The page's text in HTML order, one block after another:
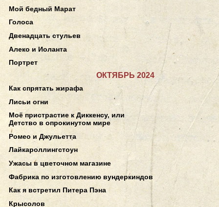
Мой бедный Марат
Голоса
Двенадцать стульев
Алеко и Иоланта
Портрет
ОКТЯБРЬ 2024
Как спрятать жирафа
Лисьи огни
Моё пристрастие к Диккенсу, или
Детство в опрокинутом мире
Ромео и Джульетта
Лайкароллингстоун
Ужасы в цветочном магазине
Фабрика по изготовлению вундеркиндов
Как я встретил Питера Пэна
Крысолов